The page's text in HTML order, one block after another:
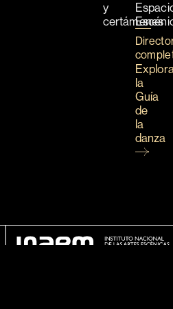
y
certámenes
la
Guía
de
la
danza